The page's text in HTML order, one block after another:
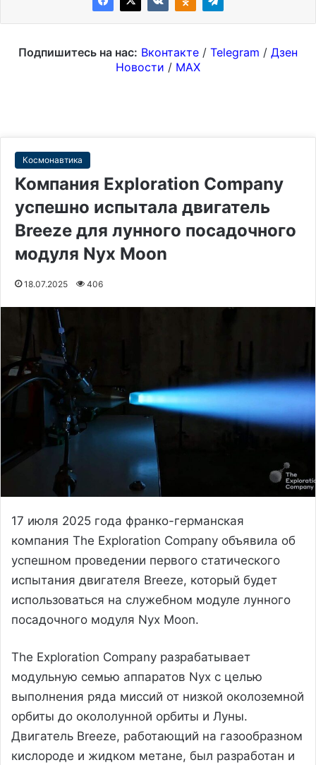
Подпишитесь на нас: Вконтакте / Telegram / Дзен
Новости / MAX